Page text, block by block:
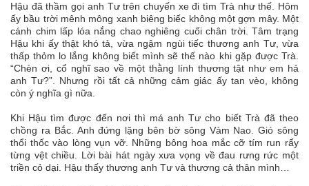
Hậu đã thầm gọi anh Tư trên chuyến xe đi tìm Trà như thế. Hôm
ấy bầu trời mênh mông xanh biêng biếc không một gợn mây. Một
cánh chim lấp lóa nắng chao nghiêng cuối chân trời. Tâm trạng
Hậu khi ấy thật khó tả, vừa ngậm ngùi tiếc thương anh Tư, vừa
thấp thỏm lo lắng không biết mình sẽ thế nào khi gặp được Trà.
“Chèn ơi, cổ nghĩ sao về một thằng lính thương tật như em hả
anh Tư?”. Nhưng rồi tất cả những cảm giác ấy tan vèo, không
còn ý nghĩa gì nữa.
Khi Hậu tìm được đến nơi thì má anh Tư cho biết Trà đã theo
chồng ra Bắc. Anh đứng lặng bên bờ sông Vàm Nao. Gió sông
thổi thốc vào lòng vụn vỡ. Những bông hoa mắc cỡ tím run rẩy
từng vệt chiều. Lời bài hát ngày xưa vọng về đau rưng rức một
triền cỏ dại. Hậu thấy thương anh Tư và thương cả thân mình…